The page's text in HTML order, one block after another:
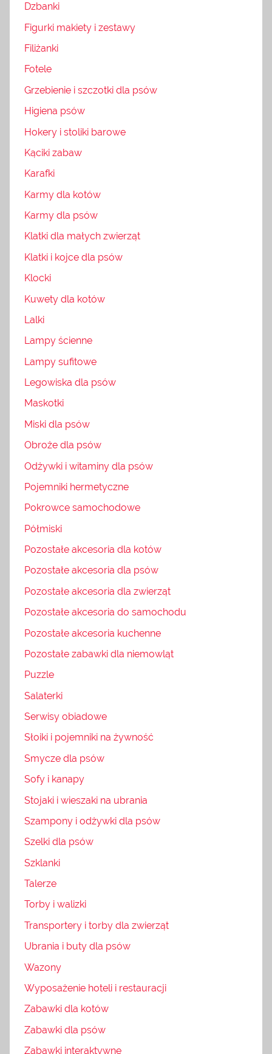
Dzbanki
Figurki makiety i zestawy
Filiżanki
Fotele
Grzebienie i szczotki dla psów
Higiena psów
Hokery i stoliki barowe
Kąciki zabaw
Karafki
Karmy dla kotów
Karmy dla psów
Klatki dla małych zwierząt
Klatki i kojce dla psów
Klocki
Kuwety dla kotów
Lalki
Lampy ścienne
Lampy sufitowe
Legowiska dla psów
Maskotki
Miski dla psów
Obroże dla psów
Odżywki i witaminy dla psów
Pojemniki hermetyczne
Pokrowce samochodowe
Półmiski
Pozostałe akcesoria dla kotów
Pozostałe akcesoria dla psów
Pozostałe akcesoria dla zwierząt
Pozostałe akcesoria do samochodu
Pozostałe akcesoria kuchenne
Pozostałe zabawki dla niemowląt
Puzzle
Salaterki
Serwisy obiadowe
Słoiki i pojemniki na żywność
Smycze dla psów
Sofy i kanapy
Stojaki i wieszaki na ubrania
Szampony i odżywki dla psów
Szelki dla psów
Szklanki
Talerze
Torby i walizki
Transportery i torby dla zwierząt
Ubrania i buty dla psów
Wazony
Wyposażenie hoteli i restauracji
Zabawki dla kotów
Zabawki dla psów
Zabawki interaktywne